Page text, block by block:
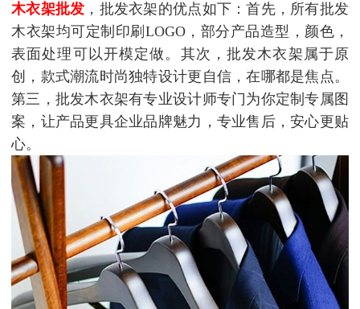
木衣架批发 ，批发衣架的优点如下：首先，所有批发
木衣架均可定制印刷LOGO，部分产品造型，颜色，
表面处理可以开模定做。其次，批发木衣架属于原
创，款式潮流时尚独特设计更自信，在哪都是焦点。
第三，批发木衣架有专业设计师专门为你定制专属图
案，让产品更具企业品牌魅力，专业售后，安心更贴
心。